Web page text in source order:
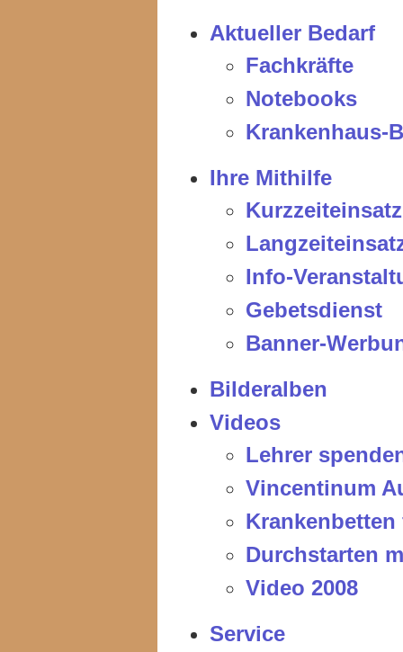
Aktueller Bedarf
Fachkräfte
Notebooks
Krankenhaus-
Ihre Mithilfe
Kurzzeiteinsatz
Info-
Gebetsdienst
Banner-
Bilderalben
Videos
Lehrer
Vincentinum
Durchstarten
Video 2008
Service